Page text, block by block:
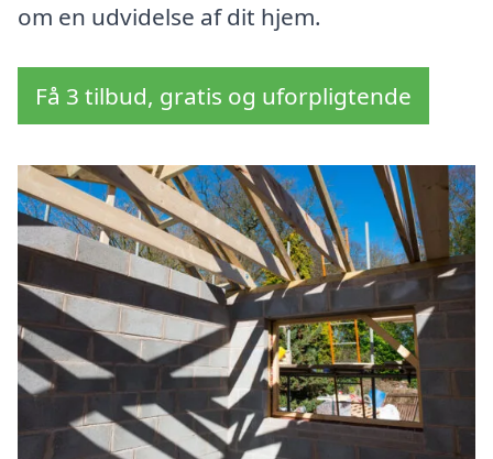
om en udvidelse af dit hjem.
Få 3 tilbud, gratis og uforpligtende